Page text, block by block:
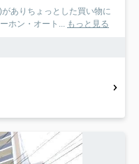
ありちょっとした買い物に
ホン・オート...
もっと見る